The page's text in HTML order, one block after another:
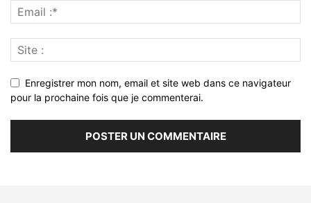
Enregistrer mon nom, email et site web dans ce navigateur
pour la prochaine fois que je commenterai.